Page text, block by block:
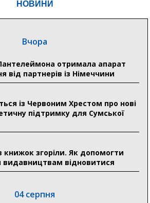
НОВИНИ
Вчора
отримала апарат
від партнерів із Німеччини
із Червоним Хрестом про нові
підтримку для Сумської
книжок згоріли. Як допомогти
видавництвам відновитися
04 серпня